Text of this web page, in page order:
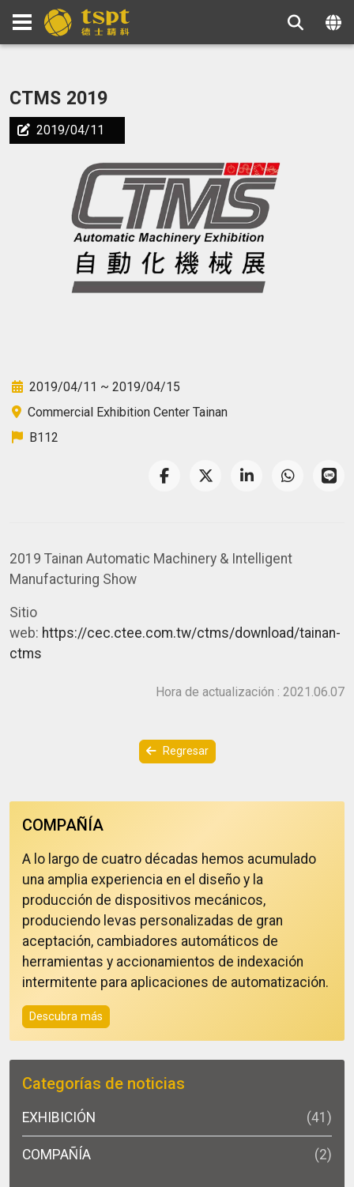
CTMS 2019
2019/04/11
2019/04/11 ~ 2019/04/15
Commercial Exhibition Center Tainan
B112
2019 Tainan Automatic Machinery & Intelligent
Manufacturing Show
Sitio
web: https://cec.ctee.com.tw/ctms/download/tainan-
ctms
Hora de actualización : 2021.06.07
Regresar
COMPAÑÍA
A lo largo de cuatro décadas hemos acumulado
una amplia experiencia en el diseño y la
producción de dispositivos mecánicos,
produciendo levas personalizadas de gran
aceptación, cambiadores automáticos de
herramientas y accionamientos de indexación
intermitente para aplicaciones de automatización.
Descubra más
Categorías de noticias
EXHIBICIÓN (41)
COMPAÑÍA (2)